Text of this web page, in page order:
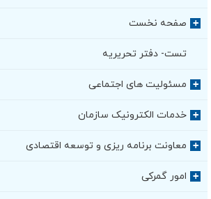
+ صفحه نخست
تست- دفتر تحریریه
+ مسئولیت های اجتماعی
+ خدمات الکترونیک سازمان
+ معاونت برنامه ریزی و توسعه اقتصادی
+ امور گمرکی